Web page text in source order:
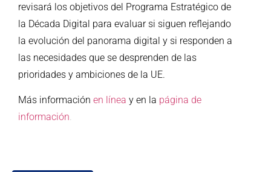
revisará los objetivos del Programa Estratégico de
la Década Digital para evaluar si siguen reflejando
la evolución del panorama digital y si responden a
las necesidades que se desprenden de las
prioridades y ambiciones de la UE.
Más información en línea y en la página de
información.